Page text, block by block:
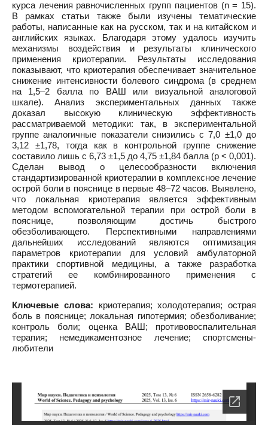
курса лечения равночисленных групп пациентов (n = 15).
В рамках статьи также были изучены тематические
работы, написанные как на русском, так и на китайском и
английских языках. Благодаря этому удалось изучить
механизмы воздействия и результаты клинического
применения криотерапии. Результаты исследования
показывают, что криотерапия обеспечивает значительное
снижение интенсивности болевого синдрома (в среднем
на 1,5–2 балла по ВАШ или визуальной аналоговой
шкале). Анализ экспериментальных данных также
доказал высокую клиническую эффективность
рассматриваемой методики: так, в экспериментальной
группе аналогичные показатели снизились с 7,0 ±1,0 до
3,12 ±1,78, тогда как в контрольной группе снижение
составило лишь с 6,73 ±1,5 до 4,75 ±1,84 балла (p < 0,001).
Сделан вывод о целесообразности включения
стандартизированной криотерапии в комплексное лечение
острой боли в пояснице в первые 48–72 часов. Выявлено,
что локальная криотерапия является эффективным
методом вспомогательной терапии при острой боли в
пояснице, позволяющим достичь быстрого
обезболивающего. Перспективными направлениями
дальнейших исследований являются оптимизация
параметров криотерапии для условий амбулаторной
практики спортивной медицины, а также разработка
стратегий ее комбинированного применения с
термотерапией.
Ключевые слова: криотерапия; холодотерапия; острая
боль в пояснице; локальная гипотермия; обезболивание;
контроль боли; оценка ВАШ; противовоспалительная
терапия; немедикаментозное лечение; спортсмены-
любители